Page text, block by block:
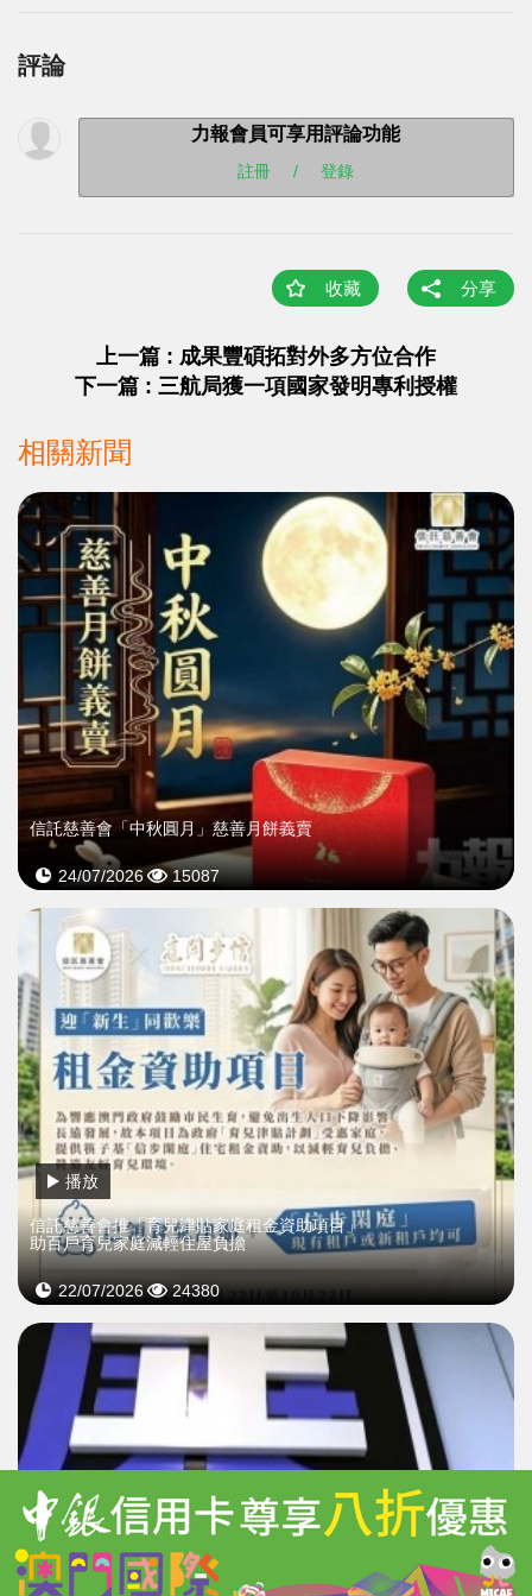
評論
力報會員可享用評論功能
註冊 / 登錄
收藏 分享
上一篇 : 成果豐碩拓對外多方位合作
下一篇 : 三航局獲一項國家發明專利授權
相關新聞
信託慈善會「中秋圓月」慈善月餅義賣
24/07/2026 15087
信託慈善會推「育兒津貼家庭租金資助項目」
助百戶育兒家庭減輕住屋負擔
播放
22/07/2026 24380